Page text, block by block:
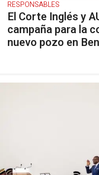
RESPONSABLES
El Corte Inglés y
campaña para la
nuevo pozo en